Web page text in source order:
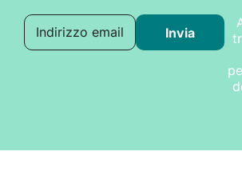
Indirizzo email Invia